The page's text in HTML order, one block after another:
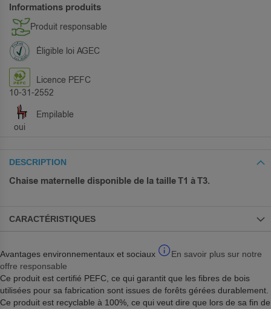
Informations produits
Produit responsable
Éligible loi AGEC
10-31-2552
Licence PEFC
oui
Empilable
DESCRIPTION
Chaise maternelle disponible de la taille T1 à T3.
CARACTÉRISTIQUES
Avantages environnementaux et sociaux
En savoir plus sur notre
offre responsable
Ce produit est certifié PEFC, ce qui garantit que les fibres de bois
utilisées pour sa fabrication sont issues de forêts gérées durablement.
Ce produit est recyclable à 100%, ce qui veut dire que lors de sa fin de